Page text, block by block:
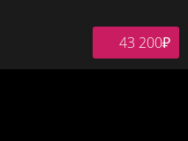
43 200₽